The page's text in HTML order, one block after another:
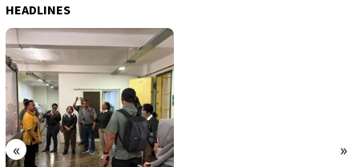
HEADLINES
« »